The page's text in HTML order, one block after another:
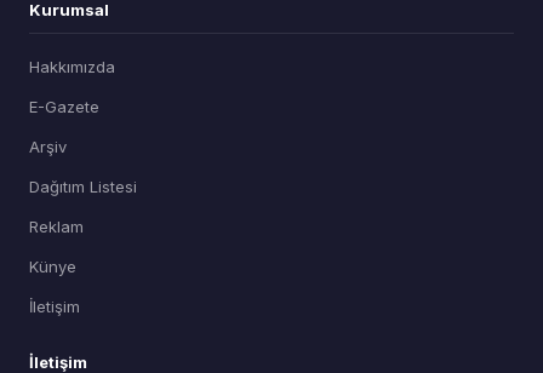
Kurumsal
Hakkımızda
E-Gazete
Arşiv
Dağıtım Listesi
Reklam
Künye
İletişim
İletişim